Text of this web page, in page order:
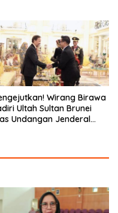
Wirang Birawa
Ultah Sultan Brunei
Undangan Jenderal